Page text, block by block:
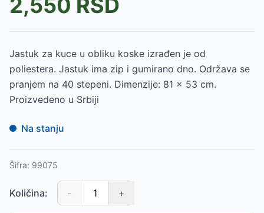
2,550 RSD
Jastuk za kuce u obliku koske izrađen je od
poliestera. Jastuk ima zip i gumirano dno. Održava se
pranjem na 40 stepeni. Dimenzije: 81 x 53 cm.
Proizvedeno u Srbiji
Na stanju
Šifra: 99075
Količina: - +